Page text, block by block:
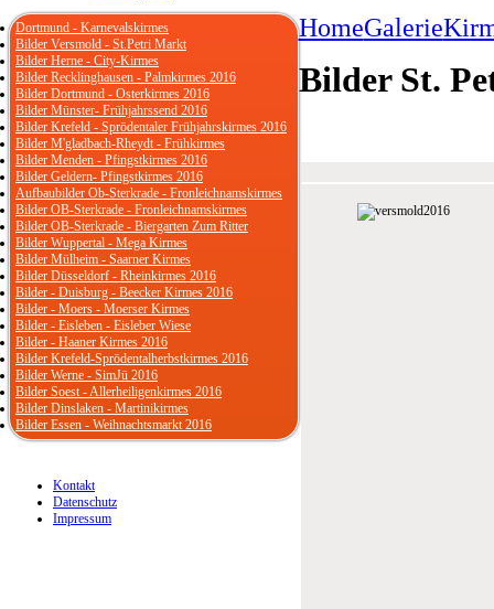
HomeGalerie
Bilder St.
Dortmund - Karnevalskirmes
Bilder Versmold - St.Petri Markt
Bilder Herne - City-Kirmes
Bilder Recklinghausen - Palmkirmes 2016
Bilder Dortmund - Osterkirmes 2016
Bilder Münster- Frühjahrssend 2016
Bilder Krefeld - Sprödentaler Frühjahrskirmes 2016
Bilder M'gladbach-Rheydt - Frühkirmes
Bilder Menden - Pfingstkirmes 2016
Bilder Geldern- Pfingstkirmes 2016
Aufbaubilder Ob-Sterkrade - Fronleichnamskirmes
Bilder OB-Sterkrade - Fronleichnamskirmes
Bilder OB-Sterkrade - Biergarten Zum Ritter
Bilder Wuppertal - Mega Kirmes
Bilder Mülheim - Saarner Kirmes
Bilder Düsseldorf - Rheinkirmes 2016
Bilder - Duisburg - Beecker Kirmes 2016
Bilder - Moers - Moerser Kirmes
Bilder - Eisleben - Eisleber Wiese
Bilder - Haaner Kirmes 2016
Bilder Krefeld-Sprödentalherbstkirmes 2016
Bilder Werne - SimJü 2016
Bilder Soest - Allerheiligenkirmes 2016
Bilder Dinslaken - Martinikirmes
Bilder Essen - Weihnachtsmarkt 2016
Kontakt
Datenschutz
Impressum